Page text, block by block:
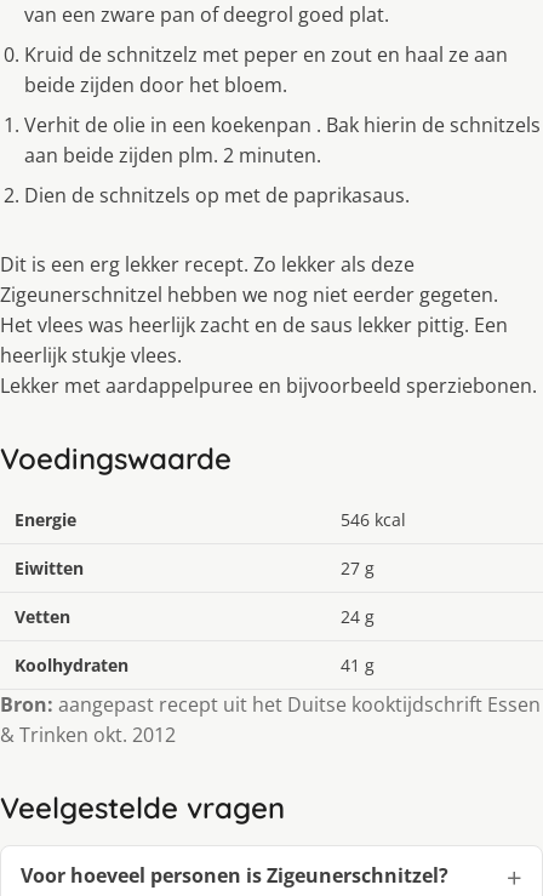
van een zware pan of deegrol goed plat.
Kruid de schnitzelz met peper en zout en haal ze aan
beide zijden door het bloem.
Verhit de olie in een koekenpan . Bak hierin de schnitzels
aan beide zijden plm. 2 minuten.
Dien de schnitzels op met de paprikasaus.
Dit is een erg lekker recept. Zo lekker als deze
Zigeunerschnitzel hebben we nog niet eerder gegeten.
Het vlees was heerlijk zacht en de saus lekker pittig. Een
heerlijk stukje vlees.
Lekker met aardappelpuree en bijvoorbeeld sperziebonen.
Voedingswaarde
Energie 546 kcal
Eiwitten 27 g
Vetten 24 g
Koolhydraten 41 g
Bron: aangepast recept uit het Duitse kooktijdschrift Essen
& Trinken okt. 2012
Veelgestelde vragen
Voor hoeveel personen is Zigeunerschnitzel?